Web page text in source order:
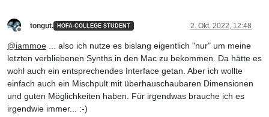
tongut. HOFA-COLLEGE STUDENT 2. Okt. 2022, 12:48
@iammoe ... also ich nutze es bislang eigentlich "nur" um meine
letzten verbliebenen Synths in den Mac zu bekommen. Da hätte es
wohl auch ein entsprechendes Interface getan. Aber ich wollte
einfach auch ein Mischpult mit überhauschaubaren Dimensionen
und guten Möglichkeiten haben. Für irgendwas brauche ich es
irgendwie immer... :-)